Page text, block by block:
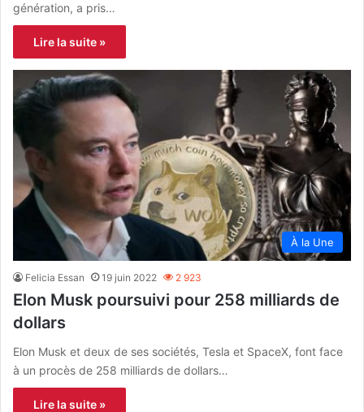
génération, a pris…
Lire la suite »
À la Une
Felicia Essan 19 juin 2022 2 923
Elon Musk poursuivi pour 258 milliards de
dollars
Elon Musk et deux de ses sociétés, Tesla et SpaceX, font face
à un procès de 258 milliards de dollars…
Lire la suite »